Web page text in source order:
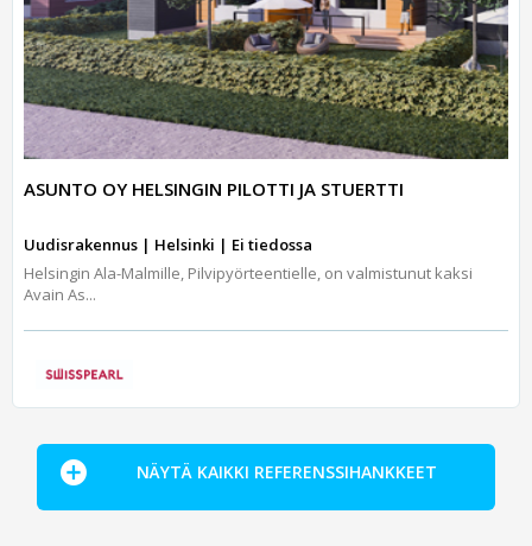
ASUNTO OY HELSINGIN PILOTTI JA STUERTTI
Uudisrakennus | Helsinki | Ei tiedossa
Helsingin Ala-Malmille, Pilvipyörteentielle, on valmistunut kaksi
Avain As...
NÄYTÄ KAIKKI REFERENSSIHANKKEET